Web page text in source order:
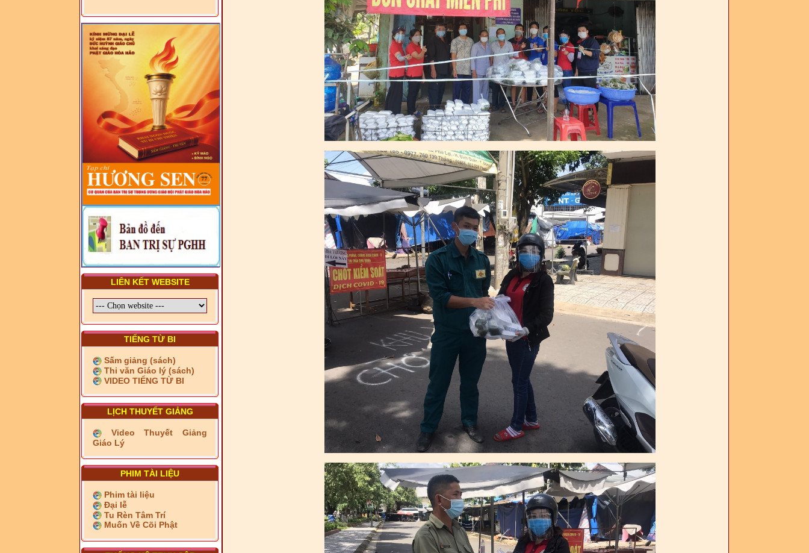
2029) CHO TRỊ SỰ VIÊN
TRUNG ƯƠNG, BAN ĐẠI
DIỆN TỈNH VÀ GIÁO LÝ
VIÊN - CHUYÊN ĐỀ: NHỮNG
VẤN ĐỀ CHUNG VỀ PHÁP
LUẬT VÀ HỆ THỐNG PHÁP
LUẬT VIỆT NAM
- LỚP TẬP HUẤN LỊCH SỬ,
PHÁP LUẬT VIỆT NAM VÀ
HIẾN CHƯƠNG GIÁO HỘI
PGHH NHIỆM KỲ VI (2024-
2029) CHO TRỊ SỰ VIÊN
TRUNG ƯƠNG, BAN ĐẠI
DIỆN TỈNH VÀ GIÁO LÝ
VIÊN - CHUYÊN ĐỀ: SỰ RA
ĐỜI, BẢN CHẤT, CHỨC
NĂNG VÀ HÌNH THỨC CỦA
NƯỚC CHXHCN VIỆT NAM
LIÊN KẾT WEBSITE
TIẾNG TỪ BI
Sấm giảng (sách)
Thi văn Giáo lý (sách)
VIDEO TIẾNG TỪ BI
LỊCH THUYẾT GIẢNG
Video Thuyết Giảng
Giáo Lý
PHIM TÀI LIỆU
Phim tài liệu
Đại lễ
Tu Rèn Tâm Trí
Muốn Về Cõi Phật